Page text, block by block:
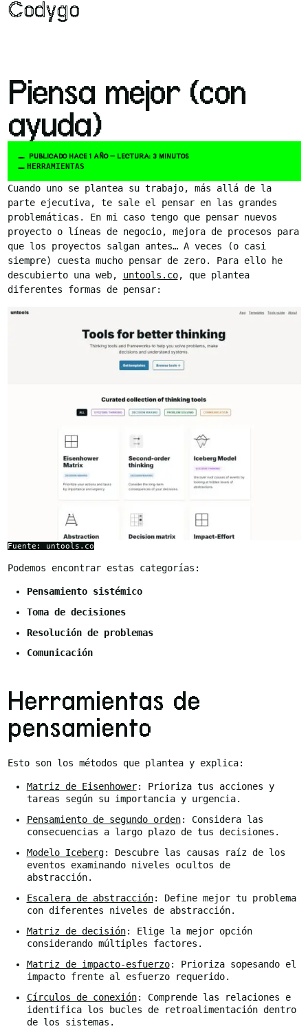
Codygo
Piensa mejor (con
ayuda)
PUBLICADO HACE 1 AÑO — LECTURA: 3 MINUTOS
HERRAMIENTAS
Cuando uno se plantea su trabajo, más allá de la
parte ejecutiva, te sale el pensar en las grandes
problemáticas. En mi caso tengo que pensar nuevos
proyecto o líneas de negocio, mejora de procesos para
que los proyectos salgan antes… A veces (o casi
siempre) cuesta mucho pensar de zero. Para ello he
descubierto una web, untools.co, que plantea
diferentes formas de pensar:
Fuente: untools.co
Podemos encontrar estas categorías:
Pensamiento sistémico
Toma de decisiones
Resolución de problemas
Comunicación
Herramientas de
pensamiento
Esto son los métodos que plantea y explica:
Matriz de Eisenhower: Prioriza tus acciones y
tareas según su importancia y urgencia.
Pensamiento de segundo orden: Considera las
consecuencias a largo plazo de tus decisiones.
Modelo Iceberg: Descubre las causas raíz de los
eventos examinando niveles ocultos de
abstracción.
Escalera de abstracción: Define mejor tu problema
con diferentes niveles de abstracción.
Matriz de decisión: Elige la mejor opción
considerando múltiples factores.
Matriz de impacto-esfuerzo: Prioriza sopesando el
impacto frente al esfuerzo requerido.
Círculos de conexión: Comprende las relaciones e
identifica los bucles de retroalimentación dentro
de los sistemas.